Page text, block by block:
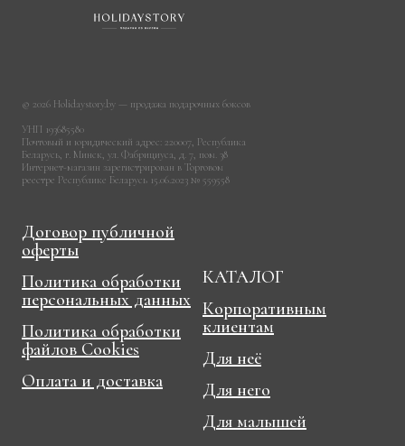
© 2026 Holidaystory.by — продажа подарочных боксов
УНП 193685580
Почтовый и юридический адрес: 220007, Республика
Беларусь, г. Минск, ул. Фабрициуса, д. 7, пом. 38
Интернет-магазин зарегистрирован в Торговом
реестре Республике Беларусь 15.06.2023 № 559558
Договор публичной
оферты
Политика обработки
персональных данных
Политика обработки
файлов Cookies
Оплата и доставка
КАТАЛОГ
Корпоративным
клиентам
Для неё
Для него
Для малышей